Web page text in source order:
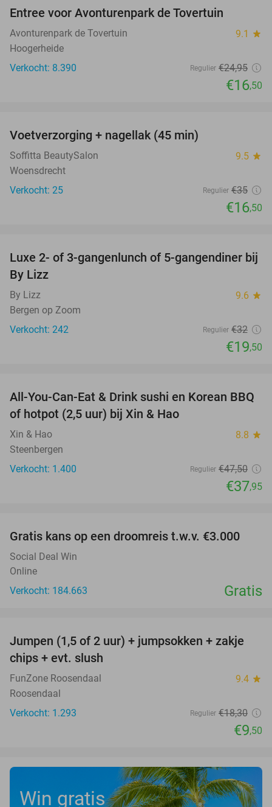
Entree voor Avonturenpark de Tovertuin
Avonturenpark de Tovertuin 9.1 star
Hoogerheide
Verkocht: 8.390
Regulier €24,95
€16,50
Voetverzorging + nagellak (45 min)
Soffitta BeautySalon 9.5 star
Woensdrecht
Verkocht: 25
Regulier €35
€16,50
39%
Luxe 2- of 3-gangenlunch of 5-gangendiner bij
By Lizz
By Lizz 9.6 star
Bergen op Zoom
Verkocht: 242
Regulier €32
€19,50
20%
All-You-Can-Eat & Drink sushi en Korean BBQ
of hotpot (2,5 uur) bij Xin & Hao
Xin & Hao 8.8 star
Steenbergen
Verkocht: 1.400
Regulier €47,50
€37,95
Gratis kans op een droomreis t.w.v. €3.000
Social Deal Win
Online
Verkocht: 184.663
Gratis
48%
Jumpen (1,5 of 2 uur) + jumpsokken + zakje
chips + evt. slush
FunZone Roosendaal 9.4 star
Roosendaal
Verkocht: 1.293
Regulier €18,30
€9,50
Win gratis